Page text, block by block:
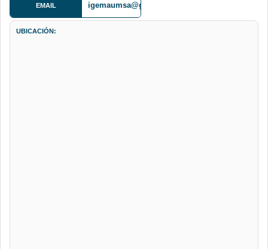
EMAIL igemaumsa@gmail.com
UBICACIÓN: